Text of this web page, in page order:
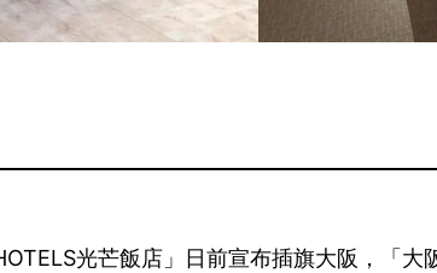
光芒飯店」日前宣布插旗大阪，「